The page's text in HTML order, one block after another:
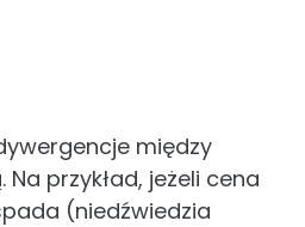
między
przykład, jeżeli cena
(niedźwiedzia